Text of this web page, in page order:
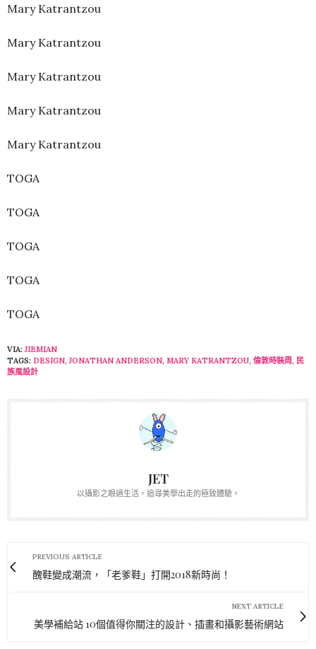
Mary Katrantzou
Mary Katrantzou
Mary Katrantzou
Mary Katrantzou
Mary Katrantzou
TOGA
TOGA
TOGA
TOGA
TOGA
VIA: JIEMIAN
TAGS: DESIGN,JONATHAN ANDERSON, MARY KATRANTZOU, 倫敦時裝周 , 民
族風設計
JET
以攝影之眼過生活，追尋美學出走的極致體驗。
PREVIOUS ARTICLE
醜鞋變成潮流，「老爹鞋」打開2018新時尚！
NEXT ARTICLE
美學補給站 10個值得你關注的設計、插畫和攝影藝術網站